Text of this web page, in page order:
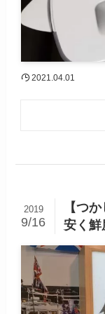
2021.04.01
【つ
安く鮮
2019
9/16